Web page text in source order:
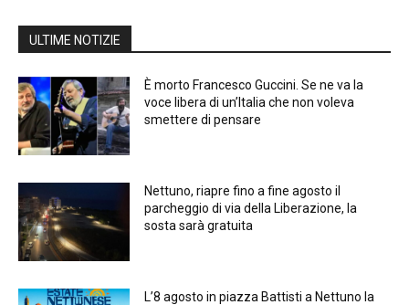
ULTIME NOTIZIE
È morto Francesco Guccini. Se ne va la
voce libera di un’Italia che non voleva
smettere di pensare
Nettuno, riapre fino a fine agosto il
parcheggio di via della Liberazione, la
sosta sarà gratuita
L’8 agosto in piazza Battisti a Nettuno la